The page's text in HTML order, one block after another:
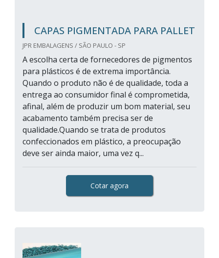
CAPAS PIGMENTADA PARA PALLET
JPR EMBALAGENS / SÃO PAULO - SP
A escolha certa de fornecedores de pigmentos
para plásticos é de extrema importância.
Quando o produto não é de qualidade, toda a
entrega ao consumidor final é comprometida,
afinal, além de produzir um bom material, seu
acabamento também precisa ser de
qualidade.Quando se trata de produtos
confeccionados em plástico, a preocupação
deve ser ainda maior, uma vez q...
Cotar agora